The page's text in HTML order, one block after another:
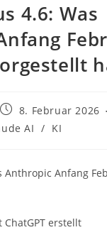
4.6: Was
Beitrag
veröffentlicht:
8. Februar 2026
AI / KI
Anthropic Anfang
erstellt